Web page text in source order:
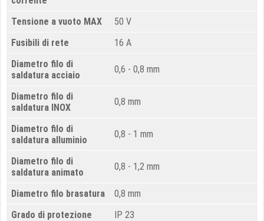
Tensione a vuoto MAX
50 V
Fusibili di rete
16 A
Diametro filo di
saldatura acciaio
0,6 - 0,8 mm
Diametro filo di
saldatura INOX
0,8 mm
Diametro filo di
saldatura alluminio
0,8 - 1 mm
Diametro filo di
saldatura animato
0,8 - 1,2 mm
Diametro filo brasatura
0,8 mm
Grado di protezione
IP 23